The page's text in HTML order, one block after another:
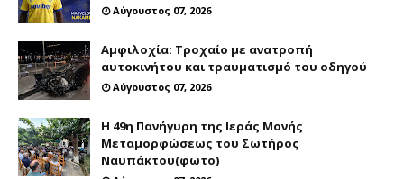
Αύγουστος 07, 2026
Αμφιλοχία: Τροχαίο με ανατροπή
αυτοκινήτου και τραυματισμό του οδηγού
Αύγουστος 07, 2026
Η 49η Πανήγυρη της Ιεράς Μονής
Μεταμορφώσεως του Σωτήρος
Ναυπάκτου(φωτο)